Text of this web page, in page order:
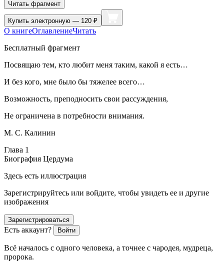
Читать фрагмент
Купить электронную — 120 ₽
О книгеОглавлениеЧитать
Бесплатный фрагмент
Посвящаю тем, кто любит меня таким, какой я есть…
И без кого, мне было бы тяжелее всего…
Возможность, преподносить свои рассуждения,
Не ограничена в потребности внимания.
М. С. Калинин
Глава 1
Биография Цердума
Здесь есть иллюстрация
Зарегистрируйтесь или войдите, чтобы увидеть ее и другие
изображения
Зарегистрироваться
Есть аккаунт? Войти
Всё началось с одного человека, а точнее с чародея, мудреца,
пророка.